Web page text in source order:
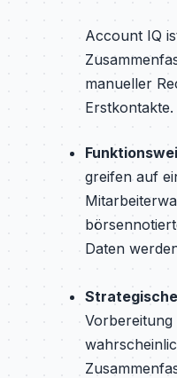
Account IQ
manueller
Erstkontakte.
greifen auf
Daten